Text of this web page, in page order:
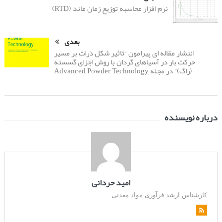
نرم افزار محاسبه توزیع زمان ماند (RTD)
بعدی
انتشار مقاله ای پیرامون “تاثیر شکل ذرات بر مسیر
حرکت بار در آسیاهای گردان با روش اجزای گسسته
(راگ)” در مجله Advanced Powder Technology
درباره نویسنده
امید حردانی
کارشناس ارشد فرآوری مواد معدنی